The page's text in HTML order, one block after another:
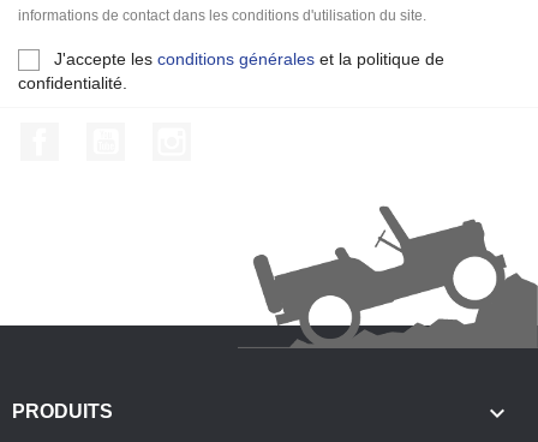
informations de contact dans les conditions d'utilisation du site.
J'accepte les conditions générales et la politique de
confidentialité.
PRODUITS 